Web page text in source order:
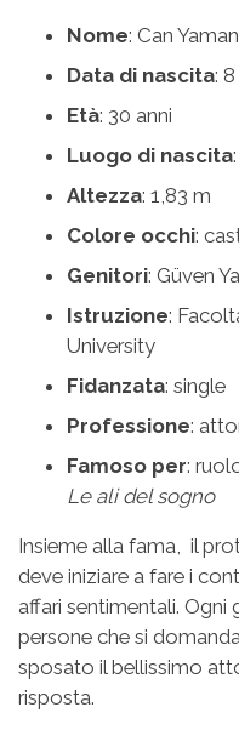
Nome: Can Yaman
Data di nascita:
Età: 30 anni
Luogo di nascita
Altezza: 1,83 m
Colore occhi:
Genitori: Güven
Istruzione:
University
Fidanzata: single
Professione:
Famoso per:
Le ali del sogno
Insieme alla fama, il
deve iniziare a fare i
affari sentimentali.
persone che si
sposato il bellissimo
risposta.